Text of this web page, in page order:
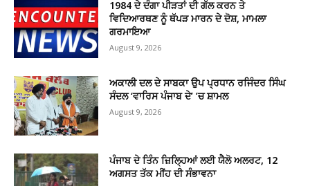
1984 ਦੇ ਦੰਗਾ ਪੀੜਤਾਂ ਦੀ ਗੱਲ ਕਰਨ ਤੇ
ਵਿਦਿਆਰਥਣ ਨੂੰ ਥੱਪੜ ਮਾਰਨ ਦੇ ਦੋਸ਼, ਮਾਮਲਾ
ਗਰਮਾਇਆ
August 9, 2026
ਅਕਾਲੀ ਦਲ ਦੇ ਸਾਬਕਾ ਉਪ ਪ੍ਰਧਾਨ ਰਜਿੰਦਰ ਸਿੰਘ
ਸੰਦਲ ‘ਵਾਰਿਸ ਪੰਜਾਬ ਦੇ’ ’ਚ ਸ਼ਾਮਲ
August 9, 2026
ਪੰਜਾਬ ਦੇ ਤਿੰਨ ਜ਼ਿਲ੍ਹਿਆਂ ਲਈ ਯੈਲੋ ਅਲਰਟ, 12
ਅਗਸਤ ਤੱਕ ਮੀਂਹ ਦੀ ਸੰਭਾਵਨਾ